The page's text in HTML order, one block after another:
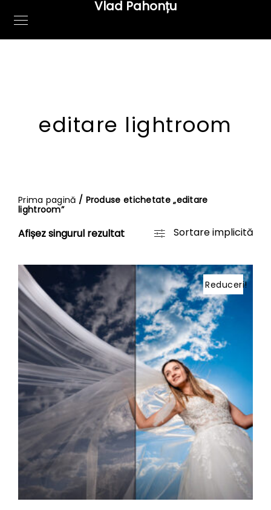
Vlad Pahonțu
editare lightroom
Prima pagină / Produse etichetate „editare
lightroom”
Afișez singurul rezultat Sortare implicită
Reduceri!